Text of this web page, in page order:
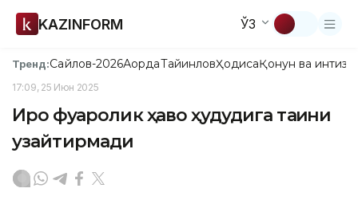
KAZINFORM ЎЗ
Тренд:Сайлов-2026АқордаТайинловҲодисаҚонун ва
17:09, 25 Июн 2025
Ироқ фуқаролик ҳаво ҳудудига тақиқни
узайтирмади